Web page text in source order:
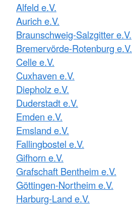
Alfeld e.V.
Aurich e.V.
Braunschweig-Salzgitter e.V.
Bremervörde-Rotenburg e.V.
Celle e.V.
Cuxhaven e.V.
Diepholz e.V.
Duderstadt e.V.
Emden e.V.
Emsland e.V.
Fallingbostel e.V.
Gifhorn e.V.
Grafschaft Bentheim e.V.
Göttingen-Northeim e.V.
Harburg-Land e.V.